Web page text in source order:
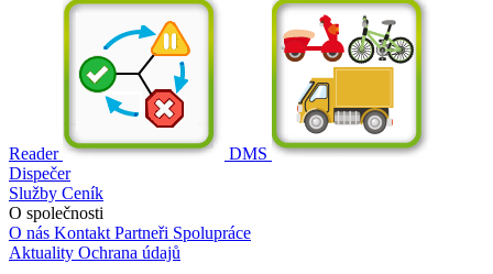
Reader
DMS
Dispečer
Služby Ceník
O společnosti
O nás Kontakt Partneři Spolupráce
Aktuality Ochrana údajů